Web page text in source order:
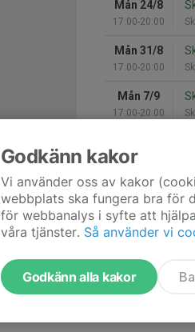
Mån 24/8
17:00-20:00
Mån 31/8
17:00-20:00
Mån 7/9
17:00-20:00
17:00-20:00
Hela kalendern
Godkänn kakor
Vi använder oss av kakor
webbplats ska fungera bra för
för webbanalys i syfte att
våra tjänster. Så använder vi
Godkänn alla kakor